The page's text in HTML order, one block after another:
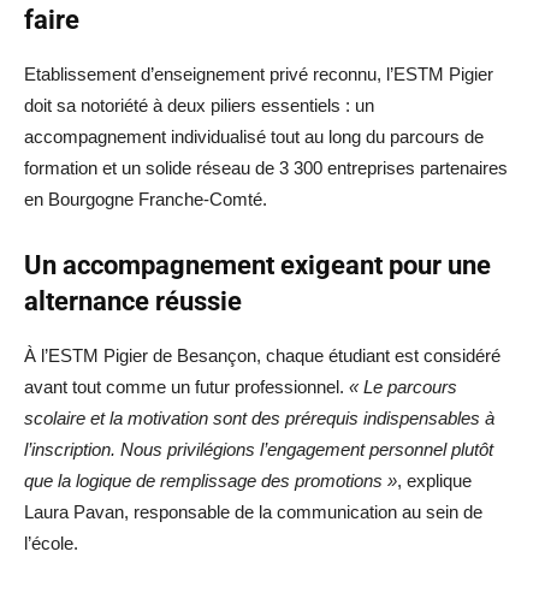
faire
Etablissement d’enseignement privé reconnu, l’ESTM Pigier
doit sa notoriété à deux piliers essentiels : un
accompagnement individualisé tout au long du parcours de
formation et un solide réseau de 3 300 entreprises partenaires
en Bourgogne Franche-Comté.
Un accompagnement exigeant pour une
alternance réussie
À l’ESTM Pigier de Besançon, chaque étudiant est considéré
avant tout comme un futur professionnel. « Le parcours
scolaire et la motivation sont des prérequis indispensables à
l’inscription. Nous privilégions l’engagement personnel plutôt
que la logique de remplissage des promotions », explique
Laura Pavan, responsable de la communication au sein de
l’école.